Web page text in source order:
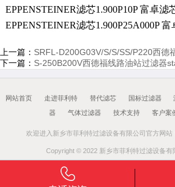
EPPENSTEINER滤芯1.900P10P 富卓滤
EPPENSTEINER滤芯1.900P25A000P
上一篇： SRFL-D200G03V/S/S/SS/P220西德
下一篇： S-250B200V西德福线路油站过滤器
网站首页 走进菲利特 替代滤芯 国标过滤器
器
气体过滤器 技术支持 客户案
欢迎进入新乡市菲利特过滤设备有限公司官方网站
Copyright © 2022 新乡市菲利特过滤设备有
豫ICP备17010852号-2